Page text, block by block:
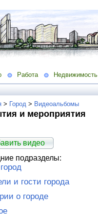
Работа Недвижимость
> Город > Видеоальбомы
и мероприятия
видео
подразделы:
и гости города
о городе